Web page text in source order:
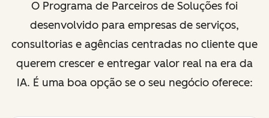
O Programa de Parceiros de Soluções foi
desenvolvido para empresas de serviços,
consultorias e agências centradas no cliente que
querem crescer e entregar valor real na era da
IA. É uma boa opção se o seu negócio oferece: